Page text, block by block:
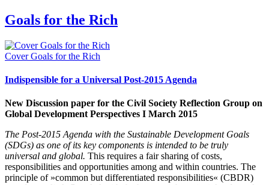
Goals for the Rich
Cover Goals for the Rich
Indispensible for a Universal Post-2015 Agenda
New Discussion paper for the Civil Society Reflection Group on
Global Development Perspectives I March 2015
The Post-2015 Agenda with the Sustainable Development Goals
(SDGs) as one of its key components is intended to be truly
universal and global. This requires a fair sharing of costs,
responsibilities and opportunities among and within countries. The
principle of »common but differentiated responsibilities« (CBDR)